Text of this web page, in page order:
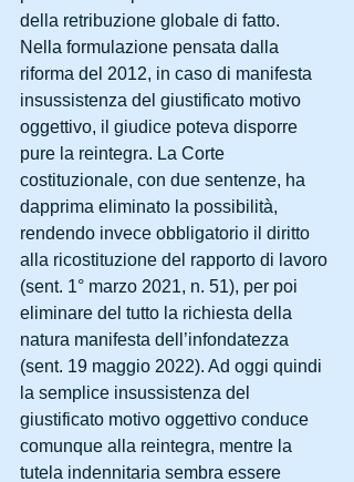
della retribuzione globale di fatto.
Nella formulazione pensata dalla
riforma del 2012, in caso di manifesta
insussistenza del giustificato motivo
oggettivo, il giudice poteva disporre
pure la reintegra. La Corte
costituzionale, con due sentenze, ha
dapprima eliminato la possibilità,
rendendo invece obbligatorio il diritto
alla ricostituzione del rapporto di lavoro
(sent. 1° marzo 2021, n. 51), per poi
eliminare del tutto la richiesta della
natura manifesta dell’infondatezza
(sent. 19 maggio 2022). Ad oggi quindi
la semplice insussistenza del
giustificato motivo oggettivo conduce
comunque alla reintegra, mentre la
tutela indennitaria sembra essere